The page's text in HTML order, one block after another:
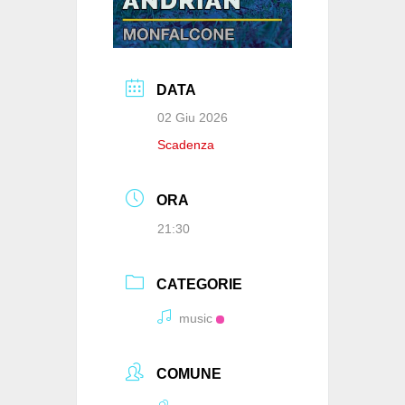
DATA
02 Giu 2026
Scadenza
ORA
21:30
CATEGORIE
music
COMUNE